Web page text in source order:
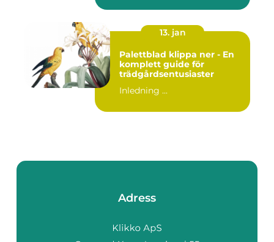
13. jan
Palettblad klippa ner - En
komplett guide för
trädgårdsentusiaster
Inledning ...
Adress